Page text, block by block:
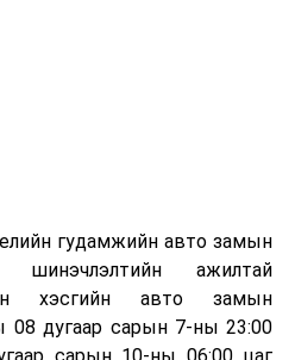
үйлдвэрлэхэд ашиглаж
хувьд шаталтын дараа
ашигт эрдсийг сэргээн
гудамжийн авто замын
шинэчлэлтийн ажилтай
хэсгийн авто замын
08 дугаар сарын 7-ны 23:00